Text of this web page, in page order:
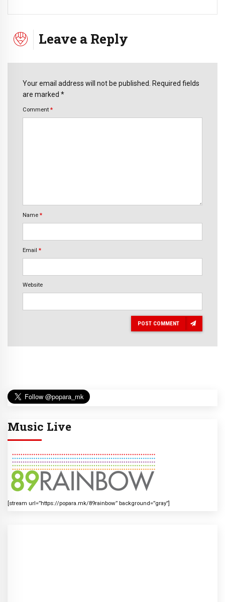
Leave a Reply
Your email address will not be published. Required fields
are marked *
Comment *
Name *
Email *
Website
POST COMMENT
Music Live
[stream url=”https://popara.mk/89rainbow” background=”gray”]